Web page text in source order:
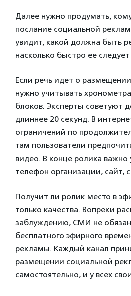
Далее нужно продумать,
послание социальной
увидит, какой должна быть
насколько быстро ее
Если речь идет о
нужно учитывать
блоков. Эксперты советуют
длиннее 20 секунд. В
ограничений по
там пользователи
видео. В конце ролика важно
телефон организации, сайт,
Получит ли ролик место в
только качества. Вопреки
заблуждению, СМИ не
бесплатного эфирного
рекламы. Каждый канал
размещении социальной
самостоятельно, и у всех